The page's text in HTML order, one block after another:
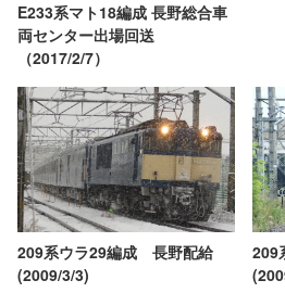
E233系マト18編成 長野総合車
両センター出場回送
（2017/2/7）
209系ウラ29編成 長野配給
(2009/3/3)
209